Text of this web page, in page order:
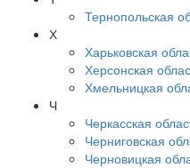
Тернопольская
Х
Харьковская
Херсонская
Хмельницкая
Ч
Черкасская
Черниговская
Черновицкая